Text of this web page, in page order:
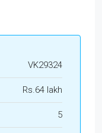
VK29324
Rs.64 lakh
5